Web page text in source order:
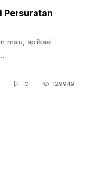
Persuratan
maju, aplikasi
0 129949